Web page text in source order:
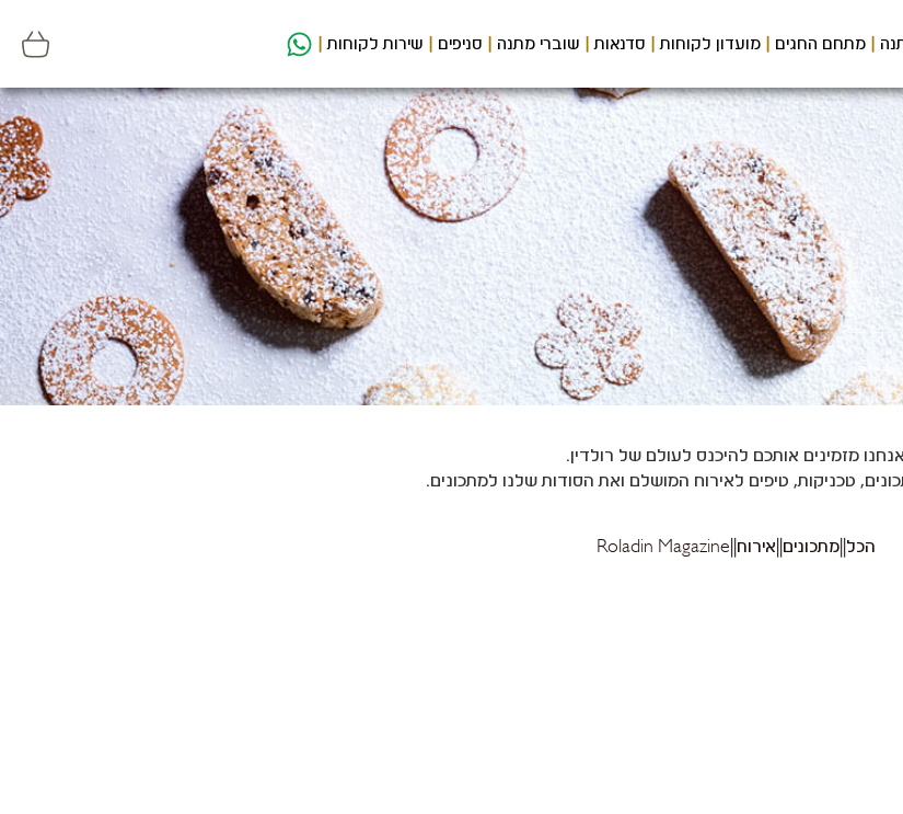
מתחם החגים מועדון לקוחות סדנאות שוברי מתנה סניפים שירות לקוחות
אנחנו מזמינים אותכם להיכנס לעולם של רולדין.
טכניקות, טיפים לאירוח המושלם ואת הסודות שלנו למתכונים.
הכל מתכונים אירוח Roladin Magazine